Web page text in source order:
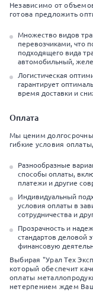
Независимо от
готова предложить
Множество видов
перевозчиками, что
подходящего вида
автомобильный,
Логистическая
гарантирует
время доставки и
Оплата
Мы ценим
гибкие условия
Разнообразные
способы оплаты,
платежи и другие
Индивидуальный
условия оплаты в
сотрудничества и
Прозрачность и
стандартов деловой
финансовую
Выбирая "Урал Тех
который обеспечит
оплаты
нетерпением ждем